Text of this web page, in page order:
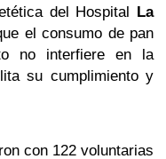
del Hospital La
el consumo de pan
no interfiere en la
su cumplimiento y
con 122 voluntarias